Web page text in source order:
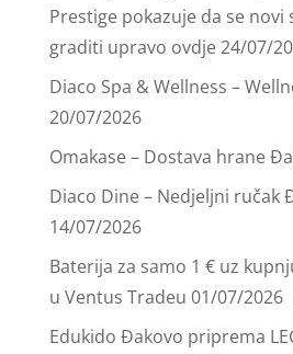
Prestige pokazuje da se
graditi upravo ovdje24/07/
Diaco Spa & Wellness –
20/07/2026
Omakase – Dostava hrane
Diaco Dine – Nedjeljni ručak
14/07/2026
Baterija za samo 1 € uz
u Ventus Tradeu 01/07/2026
Edukido Đakovo priprema